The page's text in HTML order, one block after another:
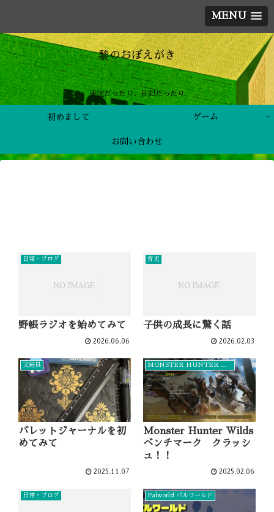
MENU
黎のおぼえがき
実況だったり、日記だったり
初めまして ゲーム
お問い合わせ
日常・ブログ
野帳ラジオを始めてみて
2026.06.06
育児
子供の成長に驚く話
2026.02.03
文房具
バレットジャーナルを初
めてみて
2025.11.07
MONSTER HUNTER WILDS
Monster Hunter Wilds
ベンチマーク クラッシ
ュ！！
2025.02.06
日常・ブログ Palworld パルワールド